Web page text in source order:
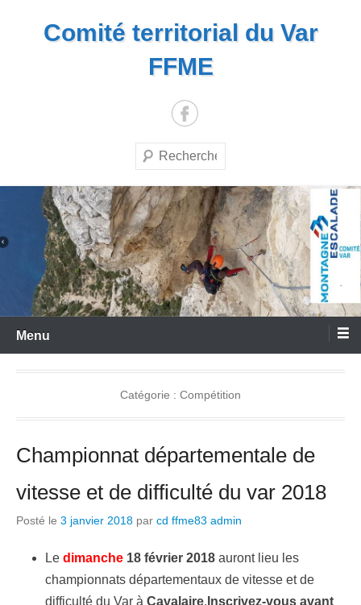
Comité territorial du Var
FFME
Recherche
Menu
Catégorie : Compétition
Championnat départementale de
vitesse et de difficulté du var 2018
Posté le 3 janvier 2018 par cd ffme83 admin
Le dimanche 18 février 2018 auront lieu les
championnats départementaux de vitesse et de
difficulté du Var à Cavalaire. Inscrivez-vous avant